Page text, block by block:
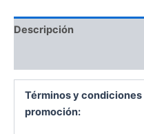
Descripción
Términos y condiciones
promoción: